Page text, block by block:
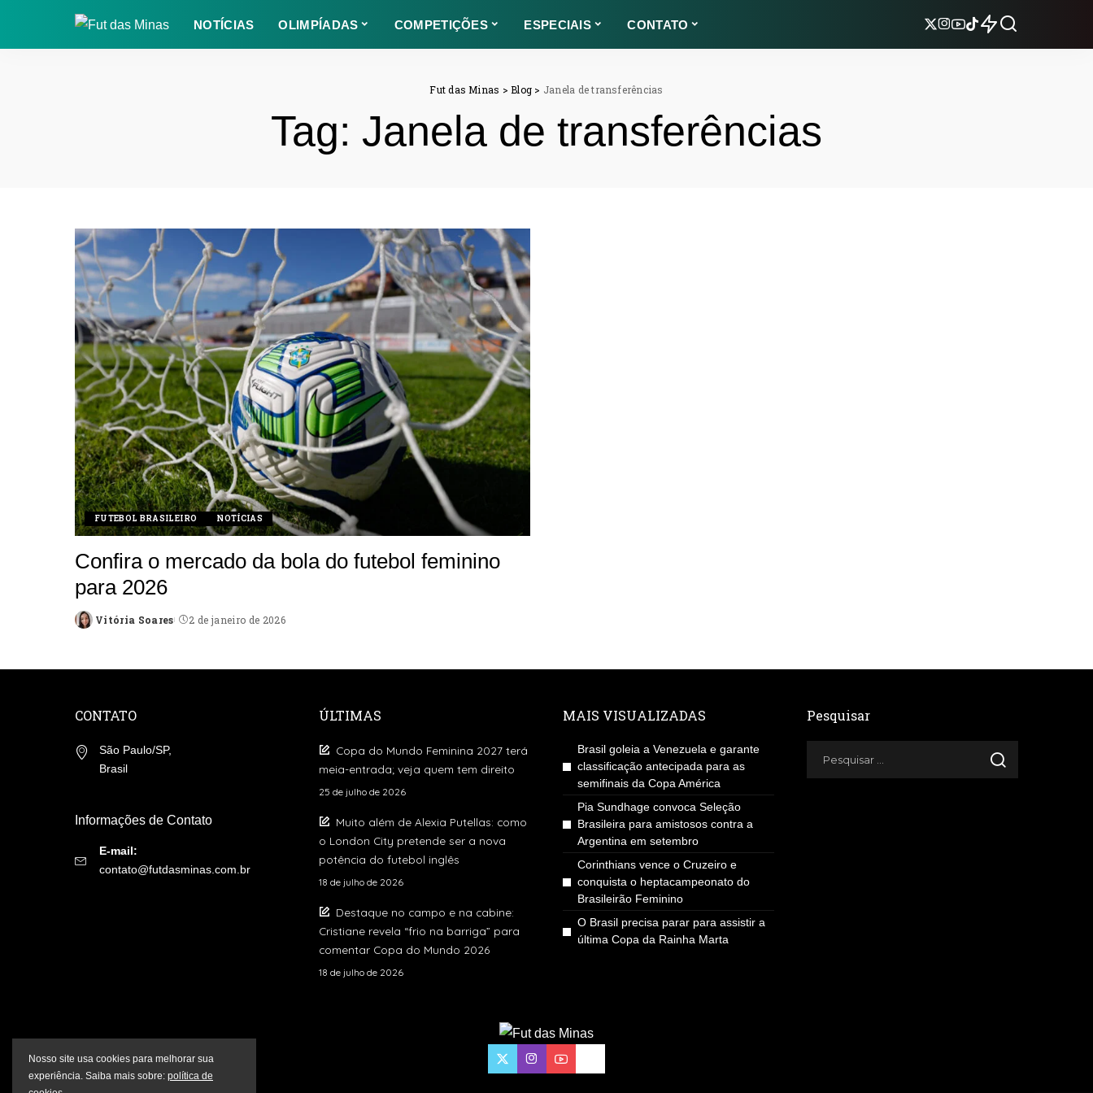
NOTÍCIAS OLIMPÍADAS COMPETIÇÕES ESPECIAIS CONTATO
Fut das Minas >Blog > Janela de transferências
Tag: Janela de transferências
FUTEBOL BRASILEIRO NOTÍCIAS
Confira o mercado da bola do futebol feminino
para 2026
Posted
Vitória Soares 2 de janeiro de 2026
CONTATO
São Paulo/SP,
Brasil
Informações de Contato
E-mail:
contato@futdasminas.com.br
ÚLTIMAS
Copa do Mundo Feminina 2027 terá
meia-entrada; veja quem tem direito
25 de julho de 2026
Muito além de Alexia Putellas: como
o London City pretende ser a nova
potência do futebol inglês
18 de julho de 2026
Destaque no campo e na cabine:
Cristiane revela “frio na barriga” para
comentar Copa do Mundo 2026
18 de julho de 2026
MAIS VISUALIZADAS
Brasil goleia a Venezuela e garante
classificação antecipada para as
semifinais da Copa América
Pia Sundhage convoca Seleção
Brasileira para amistosos contra a
Argentina em setembro
Corinthians vence o Cruzeiro e
conquista o heptacampeonato do
Brasileirão Feminino
O Brasil precisa parar para assistir a
última Copa da Rainha Marta
Pesquisar
Nosso site usa cookies para melhorar sua
experiência. Saiba mais sobre: política de